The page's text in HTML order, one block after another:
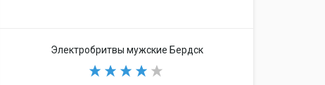
Электробритвы мужские Бердск